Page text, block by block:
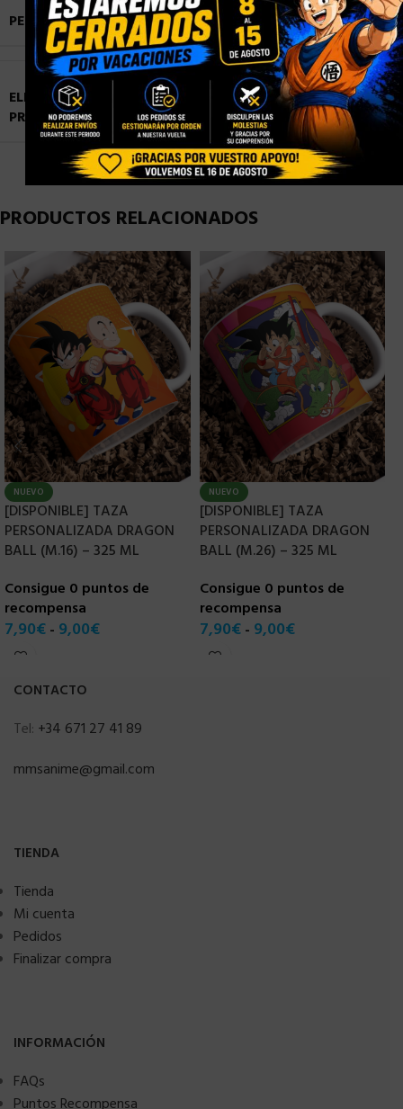
PESO
0,9 kg
ELIGE TU
PRESENTACIÓN
Blister Personalizado, Caja con Ventana
Personalizada ,Caja Normal sin Ventana
PRODUCTOS RELACIONADOS
NUEVO
[DISPONIBLE] TAZA
PERSONALIZADA DRAGON
BALL (M.16) – 325 ML
Consigue 0 puntos de
recompensa
7,90€- 9,00€
NUEVO
[DISPONIBLE] TAZA
PERSONALIZADA DRAGON
BALL (M.26) – 325 ML
Consigue 0 puntos de
recompensa
7,90€ - 9,00€
CONTACTO
Tel: +34 671 27 41 89
mmsanime@gmail.com
TIENDA
Tienda
Mi cuenta
Pedidos
Finalizar compra
INFORMACIÓN
FAQs
Puntos Recompensa